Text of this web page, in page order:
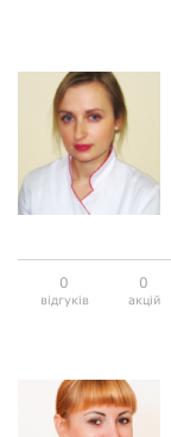
0
відгуків
0
акцій